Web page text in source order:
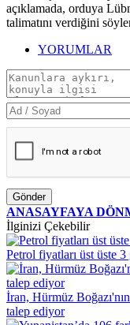
açıklamada, orduya
talimatını verdiğini
YORUMLAR
Gönder
ANASAYFAYA
İlginizi Çekebilir
Petrol fiyatları üst üste
İran, Hürmüz
talep ediyor